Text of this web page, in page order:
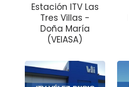
Estación ITV Las
Tres Villas -
Doña María
(VEIASA)